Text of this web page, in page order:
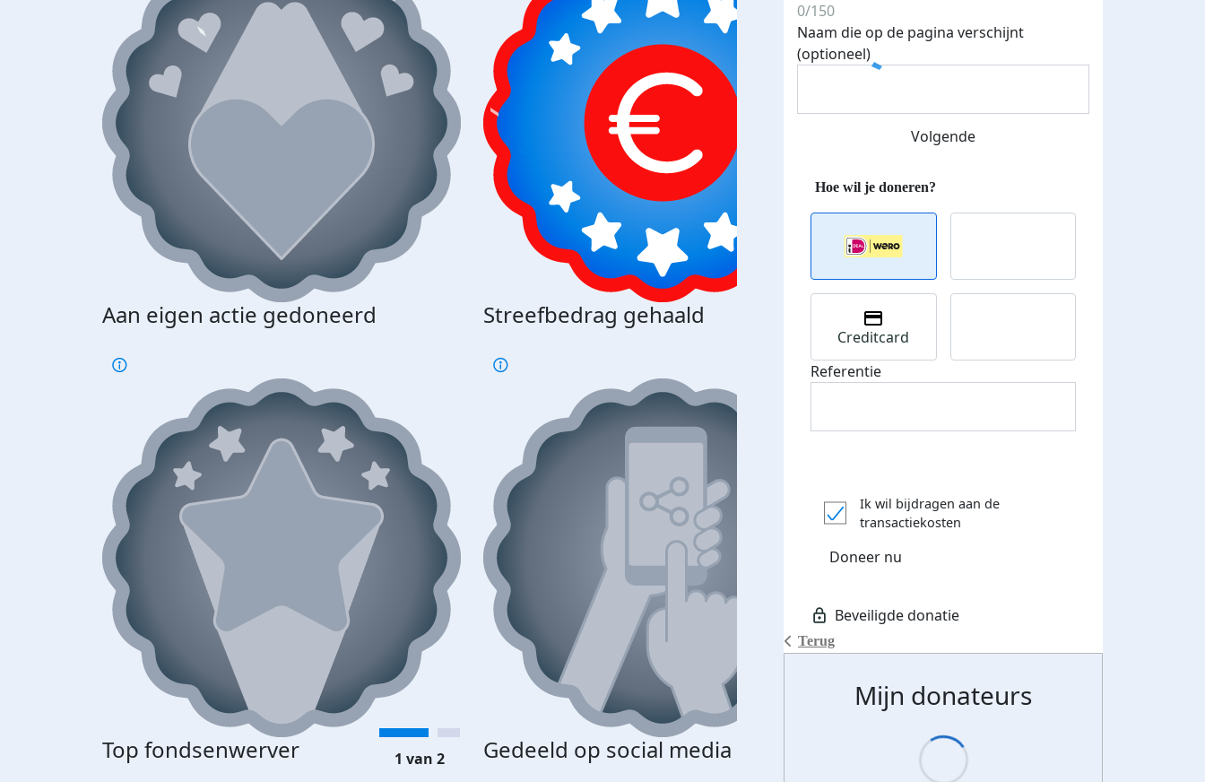
Aan eigen actie gedoneerd Streefbedrag gehaald Streefbedrag verhoogd
Top fondsenwerver Gedeeld op social media Donateurs bedankt
1 van 2
0/150
Naam die op de pagina verschijnt
(optioneel)
Volgende
Terug
Creditcard
Referentie
Ik wil bijdragen aan de
transactiekosten
Doneer nu
Mijn donateurs